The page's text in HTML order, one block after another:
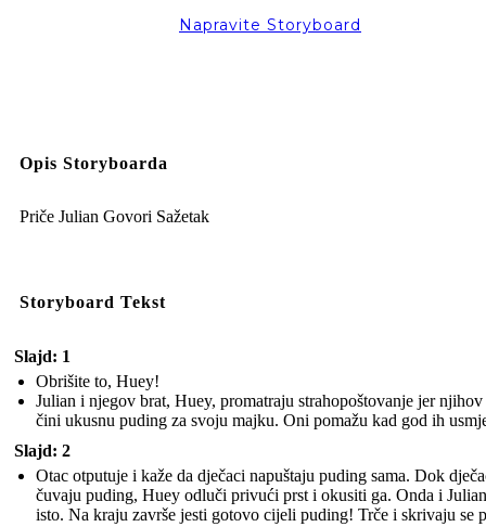
Napravite Storyboard
Opis Storyboarda
Priče Julian Govori Sažetak
Storyboard Tekst
Slajd: 1
Obrišite to, Huey!
Julian i njegov brat, Huey, promatraju strahopoštovanje jer njihov
čini ukusnu puding za svoju majku. Oni pomažu kad god ih
Slajd: 2
Otac otputuje i kaže da dječaci napuštaju puding sama. Dok
čuvaju puding, Huey odluči privući prst i okusiti ga. Onda i
isto. Na kraju završe jesti gotovo cijeli puding! Trče i skrivaju se